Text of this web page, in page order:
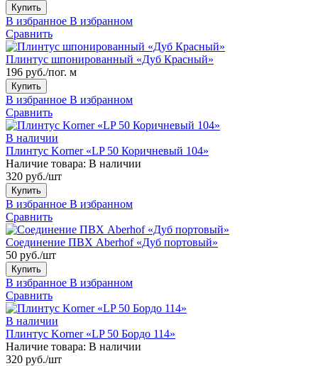
Купить
В избранное В избранном
Сравнить
Плинтус шпонированный «Дуб Красный»
196 руб./пог. м
Купить
В избранное В избранном
Сравнить
В наличии
Плинтус Korner «LP 50 Коричневый 104»
Наличие товара: В наличии
320 руб./шт
Купить
В избранное В избранном
Сравнить
Соединение ПВХ Aberhof «Дуб портовый»
50 руб./шт
Купить
В избранное В избранном
Сравнить
В наличии
Плинтус Korner «LP 50 Бордо 114»
Наличие товара: В наличии
320 руб./шт